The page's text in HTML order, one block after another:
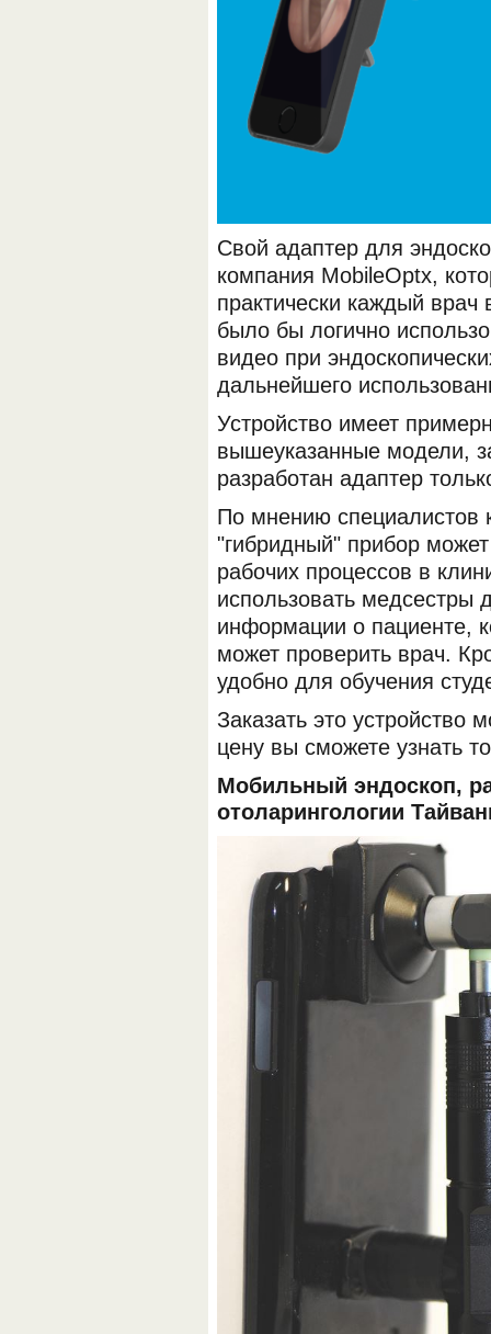
Свой адаптер для
компания MobileOptx,
практически каждый
было бы логично
видео при
дальнейшего
Устройство имеет
вышеуказанные модели,
разработан адаптер
По мнению специалистов
"гибридный" прибор
рабочих процессов в
использовать медсестры
информации о пациенте,
может проверить врач.
удобно для обучения
Заказать это устройство
цену вы сможете узнать
Мобильный эндоскоп,
отоларингологии